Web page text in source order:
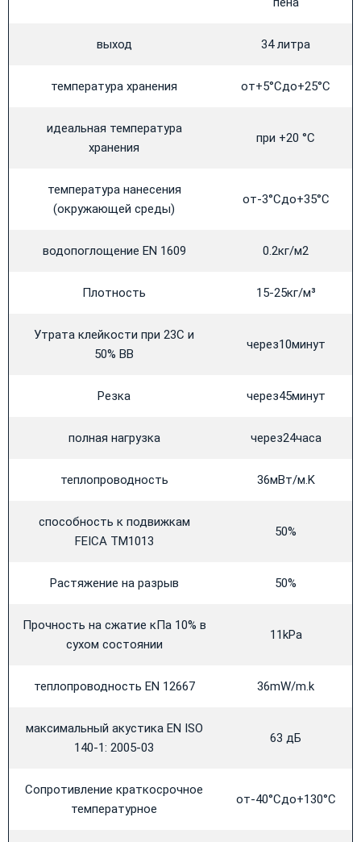
выход 34 литра
температура хранения от+5°Сдо+25°С
идеальная температура
хранения
при +20 °С
температура нанесения
(окружающей среды)
от-3°Сдо+35°С
водопоглощение EN 1609 0.2кг/м2
Плотность 15-25кг/м³
Утрата клейкости при 23С и
50% ВВ
через10минут
Резка через45минут
полная нагрузка через24часа
теплопроводность 36мВт/м.K
способность к подвижкам
FEICA TM1013
50%
Растяжение на разрыв 50%
Прочность на сжатие кПа 10% в
сухом состоянии
11kPa
теплопроводность EN 12667 36mW/m.k
максимальный акустика EN ISO
140-1: 2005-03
63 дБ
Сопротивление краткосрочное
температурное
от-40°Сдо+130°С